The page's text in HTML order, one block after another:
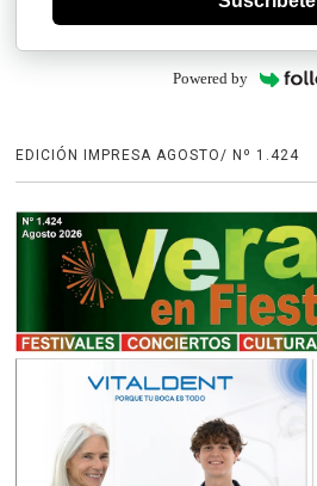
Powered by
EDICIÓN IMPRESA AGOSTO/ Nº 1.424